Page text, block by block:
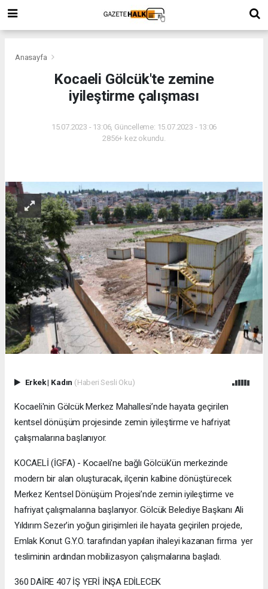
Anasayfa
Kocaeli Gölcük'te zemine
iyileştirme çalışması
15.07.2023 - 13:06, Güncelleme: 15.07.2023 - 13:06
2856+ kez okundu.
Erkek| Kadın (Haberi Sesli Oku)
Kocaeli'nin Gölcük Merkez Mahallesi’nde hayata geçirilen
kentsel dönüşüm projesinde zemin iyileştirme ve hafriyat
çalışmalarına başlanıyor.
KOCAELİ (İGFA) - Kocaeli'ne bağlı Gölcük’ün merkezinde
modern bir alan oluşturacak, ilçenin kalbine dönüştürecek
Merkez Kentsel Dönüşüm Projesi’nde zemin iyileştirme ve
hafriyat çalışmalarına başlanıyor. Gölcük Belediye Başkanı Ali
Yıldırım Sezer’in yoğun girişimleri ile hayata geçirilen projede,
Emlak Konut G.Y.O. tarafından yapılan ihaleyi kazanan firma yer
tesliminin ardından mobilizasyon çalışmalarına başladı.
360 DAİRE 407 İŞ YERİ İNŞA EDİLECEK